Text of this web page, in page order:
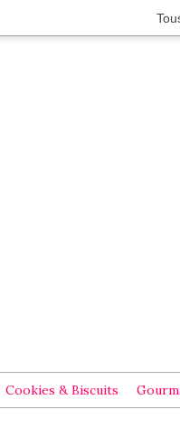
Cookies & Biscuits